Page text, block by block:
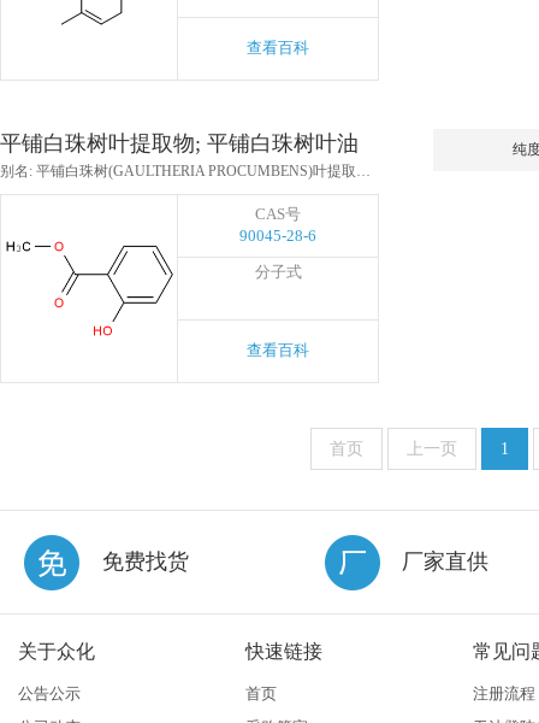
查看百科
平铺白珠树叶提取物; 平铺白珠树叶油
别名: 平铺白珠树(GAULTHERIA PROCUMBENS)叶提取物;平铺白珠树(GAULTHERIA PROCUMBENS)叶油;平铺白珠树叶提取物;平铺白珠树叶油
CAS号
90045-28-6
分子式
查看百科
纯
首页 上一页 1
免费找货 厂家直供
关于众化
公告公示
快速链接
首页
常见问
注册流程